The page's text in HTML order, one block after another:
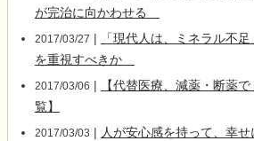
が完治に向かわせる
2017/03/27 |
「現代人は、ミネラル不
を重視すべきか
2017/03/06 |
【代替医療、減薬・断薬
覧】
2017/03/03 | 人が安心感を持って、幸